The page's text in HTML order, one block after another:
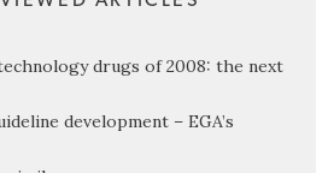
drugs of 2008: the next
development – EGA’s